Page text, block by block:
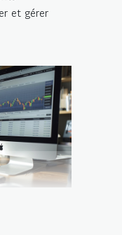
et gérer